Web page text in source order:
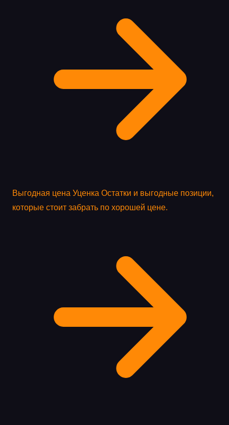
Выгодная цена Уценка Остатки и выгодные позиции,
которые стоит забрать по хорошей цене.